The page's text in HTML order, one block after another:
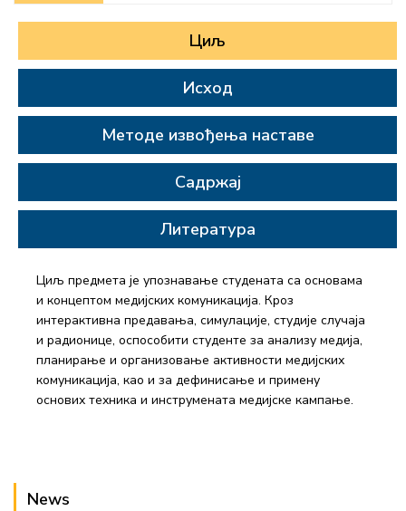
Циљ
Исход
Методе извођења наставе
Садржај
Литература
Циљ предмета је упознавање студената са основама
и концептом медијских комуникација. Кроз
интерактивна предавања, симулације, студије случаја
и радионице, оспособити студенте за анализу медија,
планирање и организовање активности медијских
комуникација, као и за дефинисање и примену
основих техника и инструмената медијске кампање.
News